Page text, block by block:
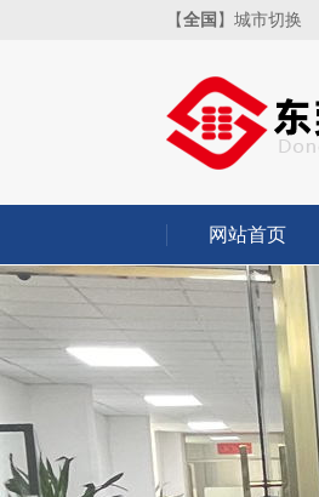
【全国 】 城市切换
网站首页